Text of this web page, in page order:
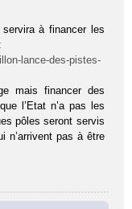
servira à financer les
lance-des-pistes-
mais financer des
l’Etat n’a pas les
pôles seront servis
n’arrivent pas à être